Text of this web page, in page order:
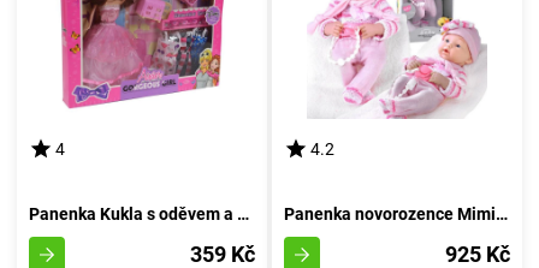
4
Panenka Kukla s oděvem a příslušenstvím
359 Kč
4.2
Panenka novorozence Mimi s pacifierem
925 Kč